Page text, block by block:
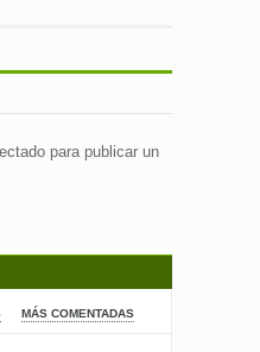
para publicar un
MÁS COMENTADAS